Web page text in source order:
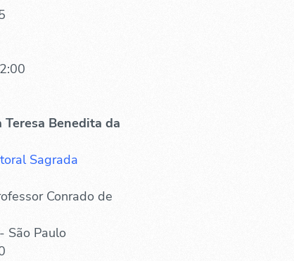
Teresa Benedita da
Sagrada
Conrado de
São Paulo